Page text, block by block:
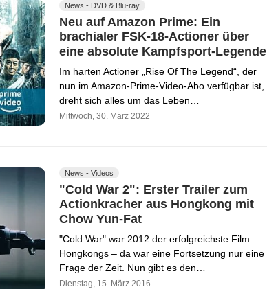
News - DVD & Blu-ray
Neu auf Amazon Prime: Ein
brachialer FSK-18-Actioner über
eine absolute Kampfsport-Legende
Im harten Actioner „Rise Of The Legend“, der
nun im Amazon-Prime-Video-Abo verfügbar ist,
dreht sich alles um das Leben…
Mittwoch, 30. März 2022
News - Videos
"Cold War 2": Erster Trailer zum
Actionkracher aus Hongkong mit
Chow Yun-Fat
"Cold War" war 2012 der erfolgreichste Film
Hongkongs – da war eine Fortsetzung nur eine
Frage der Zeit. Nun gibt es den…
Dienstag, 15. März 2016